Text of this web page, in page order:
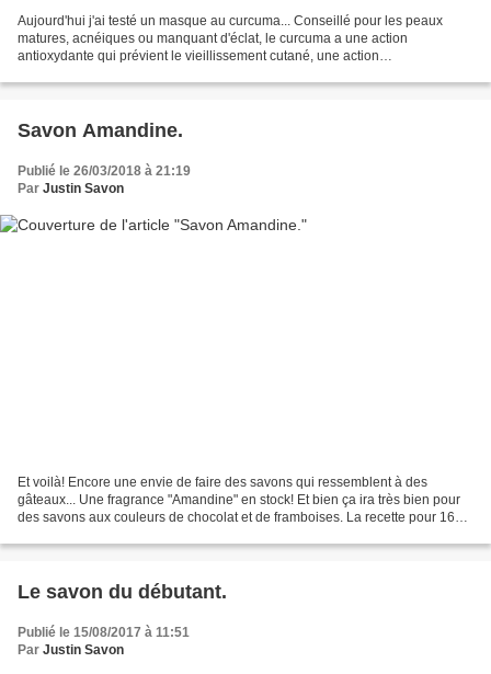
Aujourd'hui j'ai testé un masque au curcuma... Conseillé pour les peaux
matures, acnéiques ou manquant d'éclat, le curcuma a une action
antioxydante qui prévient le vieillissement cutané, une action
Savon Amandine.
Publié le 26/03/2018 à 21:19
Par Justin Savon
Et voilà! Encore une envie de faire des savons qui ressemblent à des
gâteaux... Une fragrance "Amandine" en stock! Et bien ça ira très bien pour
des savons aux couleurs de chocolat et de framboises. La recette pour 16
Le savon du débutant.
Publié le 15/08/2017 à 11:51
Par Justin Savon